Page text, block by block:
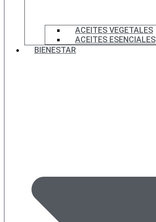
ACEITES VEGETALES
ACEITES ESENCIALES
BIENESTAR